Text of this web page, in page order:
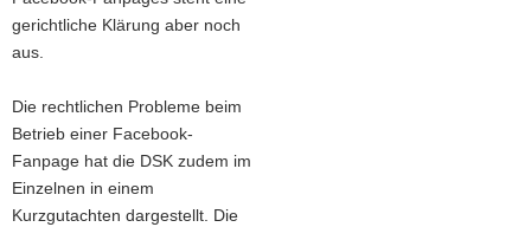
i
o
gerichtliche Klärung aber noch
aus.
Die rechtlichen Probleme beim
Betrieb einer Facebook-
Fanpage hat die DSK zudem im
Einzelnen in einem
Kurzgutachten dargestellt. Die